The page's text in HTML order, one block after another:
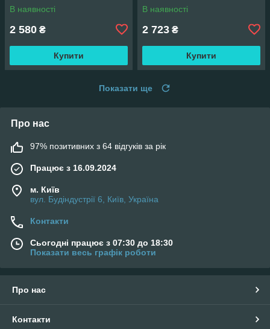
В наявності
2 580 ₴
Купити
В наявності
2 723 ₴
Купити
Показати ще
Про нас
97% позитивних з 64 відгуків за рік
Працює з 16.09.2024
м. Київ
вул. Будіндустрії 6, Київ, Україна
Контакти
Сьогодні працює з 07:30 до 18:30
Показати весь графік роботи
Про нас
Контакти